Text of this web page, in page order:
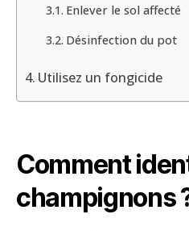
Enlever le sol affecté
Désinfection du pot
Utilisez un fongicide
Comment
champignons